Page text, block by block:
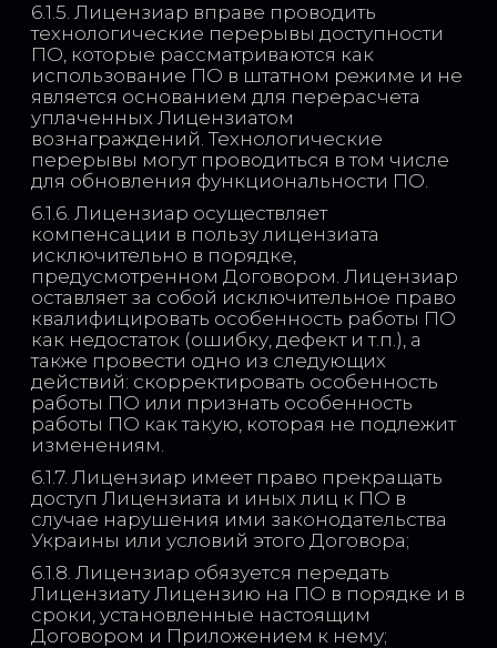
6.1.5. Лицензиар вправе проводить
технологические перерывы доступности
ПО, которые рассматриваются как
использование ПО в штатном режиме и не
является основанием для перерасчета
уплаченных Лицензиатом
вознаграждений. Технологические
перерывы могут проводиться в том числе
для обновления функциональности ПО.
6.1.6. Лицензиар осуществляет
компенсации в пользу лицензиата
исключительно в порядке,
предусмотренном Договором. Лицензиар
оставляет за собой исключительное право
квалифицировать особенность работы ПО
как недостаток (ошибку, дефект и т.п.), а
также провести одно из следующих
действий: скорректировать особенность
работы ПО или признать особенность
работы ПО как такую, которая не подлежит
изменениям.
6.1.7. Лицензиар имеет право прекращать
доступ Лицензиата и иных лиц к ПО в
случае нарушения ими законодательства
Украины или условий этого Договора;
6.1.8. Лицензиар обязуется передать
Лицензиату Лицензию на ПО в порядке и в
сроки, установленные настоящим
Договором и Приложением к нему;